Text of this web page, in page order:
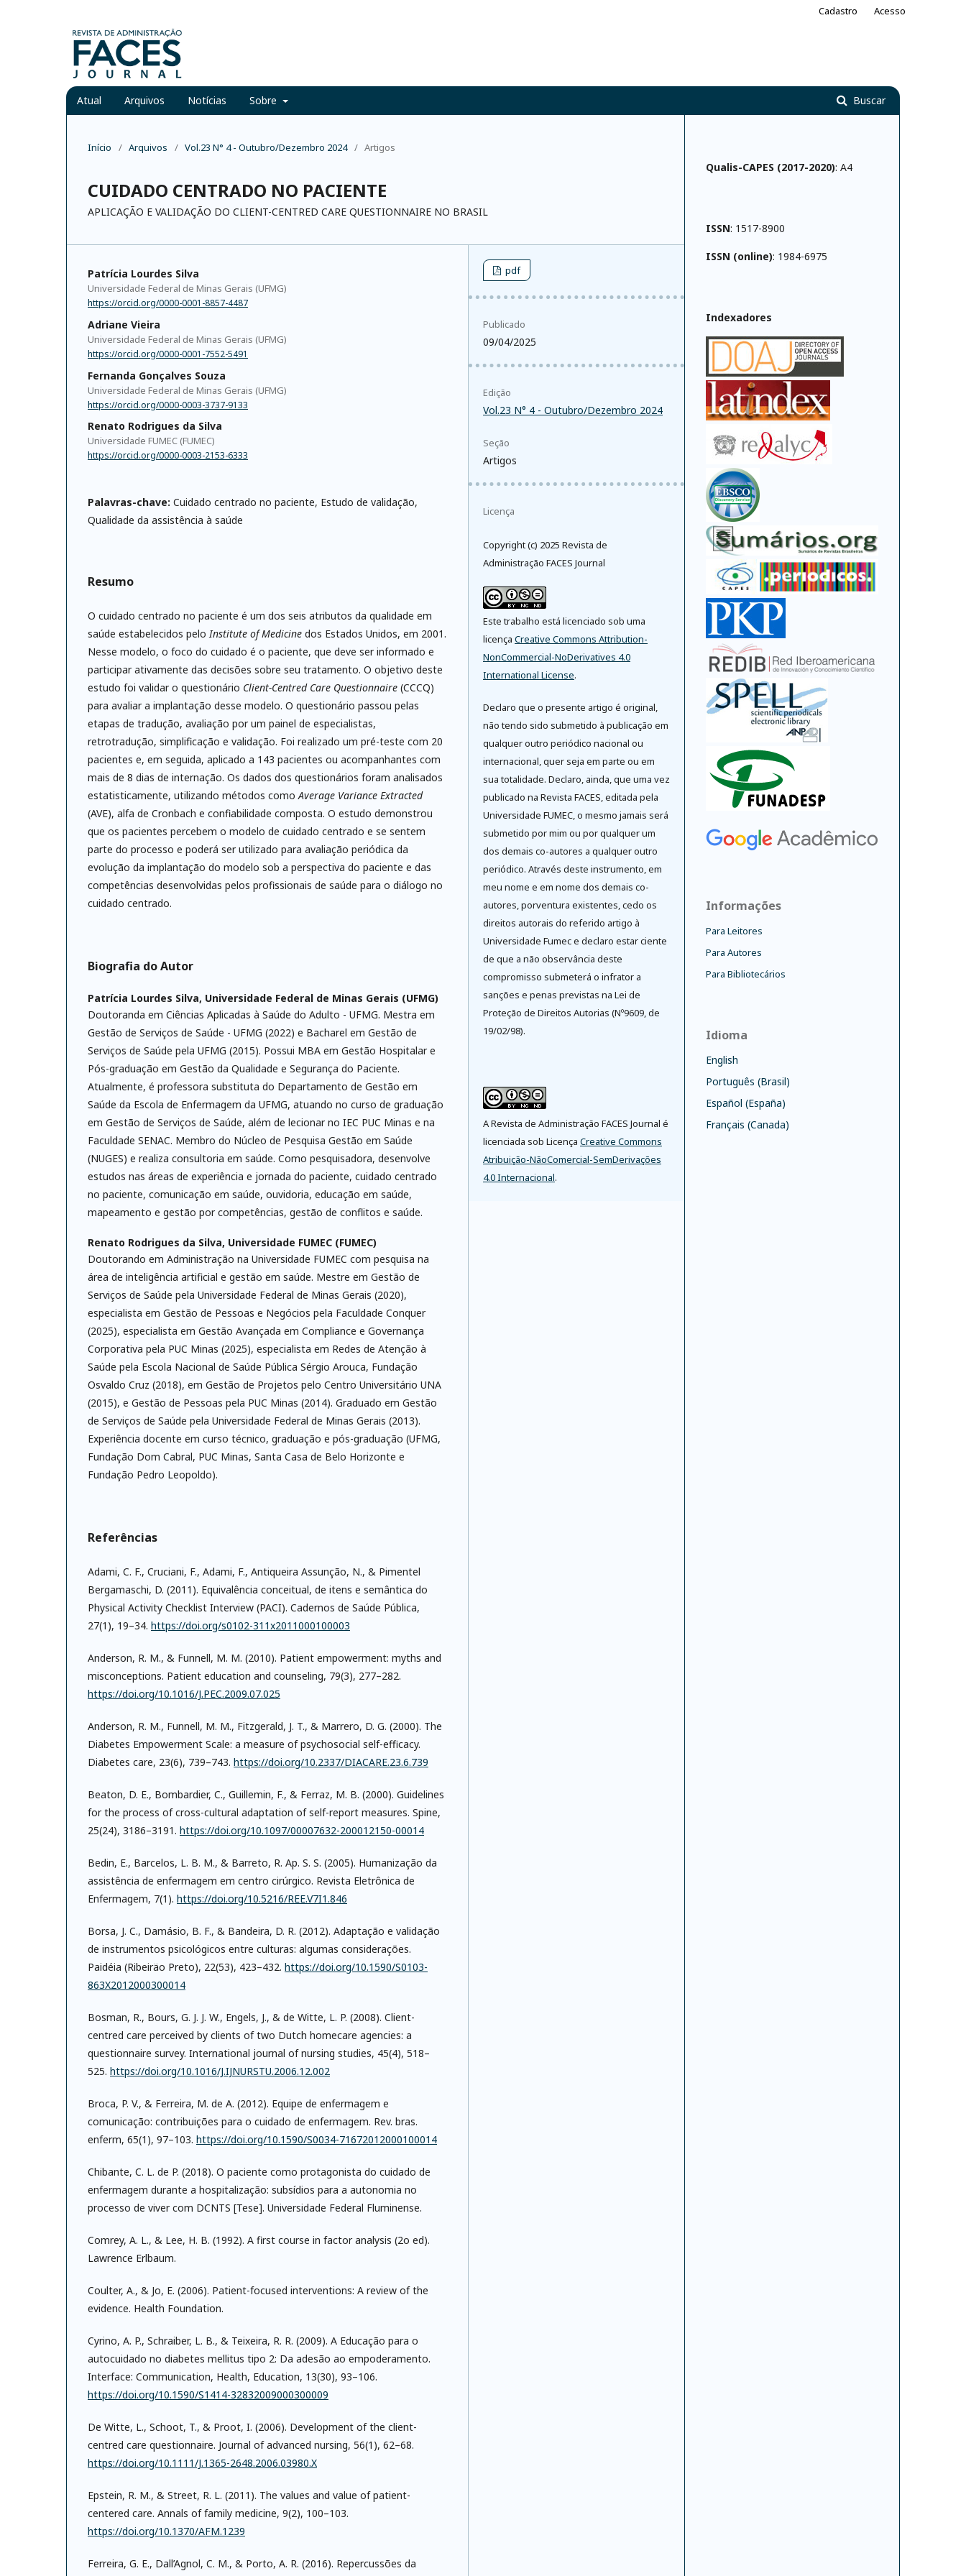
Atual Arquivos Notícias Sobre Buscar
Cadastro Acesso
Início / Arquivos / Vol.23 N° 4 - Outubro/Dezembro 2024 / Artigos
CUIDADO CENTRADO NO PACIENTE
APLICAÇÃO E VALIDAÇÃO DO CLIENT-CENTRED CARE QUESTIONNAIRE NO BRASIL
Patrícia Lourdes Silva
Universidade Federal de Minas Gerais (UFMG)
https://orcid.org/0000-0001-8857-4487
Adriane Vieira
Universidade Federal de Minas Gerais (UFMG)
https://orcid.org/0000-0001-7552-5491
Fernanda Gonçalves Souza
Universidade Federal de Minas Gerais (UFMG)
https://orcid.org/0000-0003-3737-9133
Renato Rodrigues da Silva
Universidade FUMEC (FUMEC)
https://orcid.org/0000-0003-2153-6333
Palavras-chave: Cuidado centrado no paciente, Estudo de validação,
Qualidade da assistência à saúde
Resumo
O cuidado centrado no paciente é um dos seis atributos da qualidade em
saúde estabelecidos peloInstitute of Medicine dos Estados Unidos, em 2001.
Nesse modelo, o foco do cuidado é o paciente, que deve ser informado e
participar ativamente das decisões sobre seu tratamento. O objetivo deste
estudo foi validar o questionário Client-Centred Care Questionnaire (CCCQ)
para avaliar a implantação desse modelo. O questionário passou pelas
etapas de tradução, avaliação por um painel de especialistas,
retrotradução, simplificação e validação. Foi realizado um pré-teste com 20
pacientes e, em seguida, aplicado a 143 pacientes ou acompanhantes com
mais de 8 dias de internação. Os dados dos questionários foram analisados
estatisticamente, utilizando métodos comoAverage Variance Extracted
(AVE), alfa de Cronbach e confiabilidade composta. O estudo demonstrou
que os pacientes percebem o modelo de cuidado centrado e se sentem
parte do processo e poderá ser utilizado para avaliação periódica da
evolução da implantação do modelo sob a perspectiva do paciente e das
competências desenvolvidas pelos profissionais de saúde para o diálogo no
cuidado centrado.
Biografia do Autor
Patrícia Lourdes Silva, Universidade Federal de Minas Gerais (UFMG)
Doutoranda em Ciências Aplicadas à Saúde do Adulto - UFMG. Mestra em
Gestão de Serviços de Saúde - UFMG (2022) e Bacharel em Gestão de
Serviços de Saúde pela UFMG (2015). Possui MBA em Gestão Hospitalar e
Pós-graduação em Gestão da Qualidade e Segurança do Paciente.
Atualmente, é professora substituta do Departamento de Gestão em
Saúde da Escola de Enfermagem da UFMG, atuando no curso de graduação
em Gestão de Serviços de Saúde, além de lecionar no IEC PUC Minas e na
Faculdade SENAC. Membro do Núcleo de Pesquisa Gestão em Saúde
(NUGES) e realiza consultoria em saúde. Como pesquisadora, desenvolve
estudos nas áreas de experiência e jornada do paciente, cuidado centrado
no paciente, comunicação em saúde, ouvidoria, educação em saúde,
mapeamento e gestão por competências, gestão de conflitos e saúde.
Renato Rodrigues da Silva, Universidade FUMEC (FUMEC)
Doutorando em Administração na Universidade FUMEC com pesquisa na
área de inteligência artificial e gestão em saúde. Mestre em Gestão de
Serviços de Saúde pela Universidade Federal de Minas Gerais (2020),
especialista em Gestão de Pessoas e Negócios pela Faculdade Conquer
(2025), especialista em Gestão Avançada em Compliance e Governança
Corporativa pela PUC Minas (2025), especialista em Redes de Atenção à
Saúde pela Escola Nacional de Saúde Pública Sérgio Arouca, Fundação
Osvaldo Cruz (2018), em Gestão de Projetos pelo Centro Universitário UNA
(2015), e Gestão de Pessoas pela PUC Minas (2014). Graduado em Gestão
de Serviços de Saúde pela Universidade Federal de Minas Gerais (2013).
Experiência docente em curso técnico, graduação e pós-graduação (UFMG,
Fundação Dom Cabral, PUC Minas, Santa Casa de Belo Horizonte e
Fundação Pedro Leopoldo).
Referências
Adami, C. F., Cruciani, F., Adami, F., Antiqueira Assunção, N., & Pimentel
Bergamaschi, D. (2011). Equivalência conceitual, de itens e semântica do
Physical Activity Checklist Interview (PACI). Cadernos de Saúde Pública,
27(1), 19–34. https://doi.org/s0102-311x2011000100003
Anderson, R. M., & Funnell, M. M. (2010). Patient empowerment: myths and
misconceptions. Patient education and counseling, 79(3), 277–282.
https://doi.org/10.1016/J.PEC.2009.07.025
Anderson, R. M., Funnell, M. M., Fitzgerald, J. T., & Marrero, D. G. (2000). The
Diabetes Empowerment Scale: a measure of psychosocial self-efficacy.
Diabetes care, 23(6), 739–743. https://doi.org/10.2337/DIACARE.23.6.739
Beaton, D. E., Bombardier, C., Guillemin, F., & Ferraz, M. B. (2000). Guidelines
for the process of cross-cultural adaptation of self-report measures. Spine,
25(24), 3186–3191. https://doi.org/10.1097/00007632-200012150-00014
Bedin, E., Barcelos, L. B. M., & Barreto, R. Ap. S. S. (2005). Humanização da
assistência de enfermagem em centro cirúrgico. Revista Eletrônica de
Enfermagem, 7(1). https://doi.org/10.5216/REE.V7I1.846
Borsa, J. C., Damásio, B. F., & Bandeira, D. R. (2012). Adaptação e validação
de instrumentos psicológicos entre culturas: algumas considerações.
Paidéia (Ribeiräo Preto), 22(53), 423–432. https://doi.org/10.1590/S0103-
863X2012000300014
Bosman, R., Bours, G. J. J. W., Engels, J., & de Witte, L. P. (2008). Client-
centred care perceived by clients of two Dutch homecare agencies: a
questionnaire survey. International journal of nursing studies, 45(4), 518–
525. https://doi.org/10.1016/J.IJNURSTU.2006.12.002
Broca, P. V., & Ferreira, M. de A. (2012). Equipe de enfermagem e
comunicação: contribuições para o cuidado de enfermagem. Rev. bras.
enferm, 65(1), 97–103. https://doi.org/10.1590/S0034-71672012000100014
Chibante, C. L. de P. (2018). O paciente como protagonista do cuidado de
enfermagem durante a hospitalização: subsídios para a autonomia no
processo de viver com DCNTS [Tese]. Universidade Federal Fluminense.
Comrey, A. L., & Lee, H. B. (1992). A first course in factor analysis (2o ed).
Lawrence Erlbaum.
Coulter, A., & Jo, E. (2006). Patient-focused interventions: A review of the
evidence. Health Foundation.
Cyrino, A. P., Schraiber, L. B., & Teixeira, R. R. (2009). A Educação para o
autocuidado no diabetes mellitus tipo 2: Da adesão ao empoderamento.
Interface: Communication, Health, Education, 13(30), 93–106.
https://doi.org/10.1590/S1414-32832009000300009
De Witte, L., Schoot, T., & Proot, I. (2006). Development of the client-
centred care questionnaire. Journal of advanced nursing, 56(1), 62–68.
https://doi.org/10.1111/J.1365-2648.2006.03980.X
Epstein, R. M., & Street, R. L. (2011). The values and value of patient-
centered care. Annals of family medicine, 9(2), 100–103.
https://doi.org/10.1370/AFM.1239
Ferreira, G. E., Dall’Agnol, C. M., & Porto, A. R. (2016). Repercussões da
pdf
Publicado
09/04/2025
Edição
Vol.23 N° 4 - Outubro/Dezembro 2024
Seção
Artigos
Licença
Copyright (c) 2025 Revista de
Administração FACES Journal
Este trabalho está licenciado sob uma
licença Creative Commons Attribution-
NonCommercial-NoDerivatives 4.0
International License.
Declaro que o presente artigo é original,
não tendo sido submetido à publicação em
qualquer outro periódico nacional ou
internacional, quer seja em parte ou em
sua totalidade. Declaro, ainda, que uma vez
publicado na Revista FACES, editada pela
Universidade FUMEC, o mesmo jamais será
submetido por mim ou por qualquer um
dos demais co-autores a qualquer outro
periódico. Através deste instrumento, em
meu nome e em nome dos demais co-
autores, porventura existentes, cedo os
direitos autorais do referido artigo à
Universidade Fumec e declaro estar ciente
de que a não observância deste
compromisso submeterá o infrator a
sanções e penas previstas na Lei de
Proteção de Direitos Autorias (Nº9609, de
19/02/98).
A Revista de Administração FACES Journal é
licenciada sob Licença Creative Commons
Atribuição-NãoComercial-SemDerivações
4.0 Internacional.
Qualis-CAPES (2017-2020): A4
ISSN: 1517-8900
ISSN (online): 1984-6975
Indexadores
Informações
Para Leitores
Para Autores
Para Bibliotecários
Idioma
English
Português (Brasil)
Español (España)
Français (Canada)